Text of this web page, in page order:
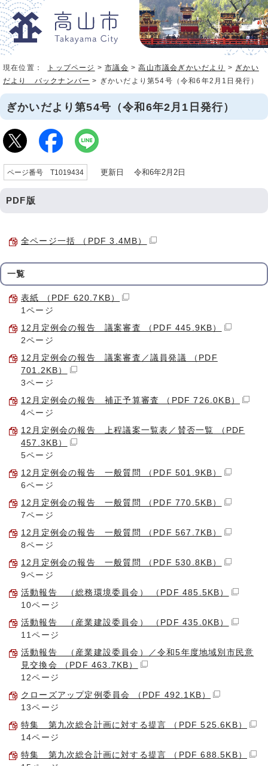
現在位置： トップページ >市議会 >高山市議会ぎかいだより > ぎかい
だより バックナンバー > ぎかいだより第54号（令和6年2月1日発行）
ぎかいだより第54号（令和6年2月1日発行）
ページ番号 T1019434 更新日 令和6年2月2日
PDF版
全ページ一括 （PDF 3.4MB）
一覧
表紙 （PDF 620.7KB）
1ページ
12月定例会の報告 議案審査 （PDF 445.9KB）
2ページ
12月定例会の報告 議案審査／議員発議 （PDF
701.2KB）
3ページ
12月定例会の報告 補正予算審査 （PDF 726.0KB）
4ページ
12月定例会の報告 上程議案一覧表／賛否一覧 （PDF
457.3KB）
5ページ
12月定例会の報告 一般質問 （PDF 501.9KB）
6ページ
12月定例会の報告 一般質問 （PDF 770.5KB）
7ページ
12月定例会の報告 一般質問 （PDF 567.7KB）
8ページ
12月定例会の報告 一般質問 （PDF 530.8KB）
9ページ
活動報告 （総務環境委員会） （PDF 485.5KB）
10ページ
活動報告 （産業建設委員会） （PDF 435.0KB）
11ページ
活動報告 （産業建設委員会）／令和5年度地域別市民意
見交換会 （PDF 463.7KB）
12ページ
クローズアップ定例委員会 （PDF 492.1KB）
13ページ
特集 第九次総合計画に対する提言 （PDF 525.6KB）
14ページ
特集 第九次総合計画に対する提言 （PDF 688.5KB）